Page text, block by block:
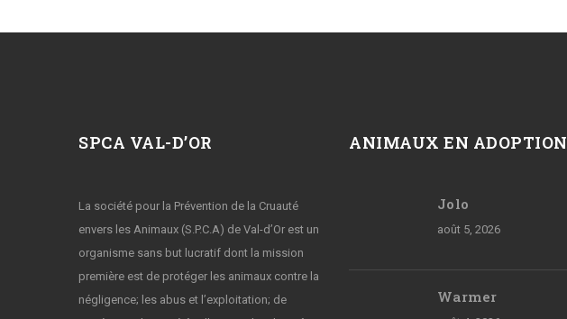
SPCA VAL-D’OR
La société pour la Prévention de la Cruauté
envers les Animaux (S.P.C.A) de Val-d’Or est un
organisme sans but lucratif dont la mission
première est de protéger les animaux contre la
négligence; les abus et l’exploitation; de
ANIMAUX EN ADOPTION
Jolo
août 5, 2026
Warmer